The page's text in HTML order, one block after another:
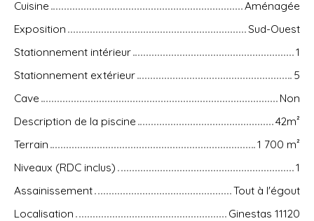
Cuisine
Aménagée
Exposition
Sud-Ouest
Stationnement intérieur
1
Stationnement extérieur
5
Cave
Non
Description de la piscine
42m²
Terrain
1 700 m²
Niveaux (RDC inclus)
1
Assainissement
Tout à l'égout
Localisation
Ginestas 11120